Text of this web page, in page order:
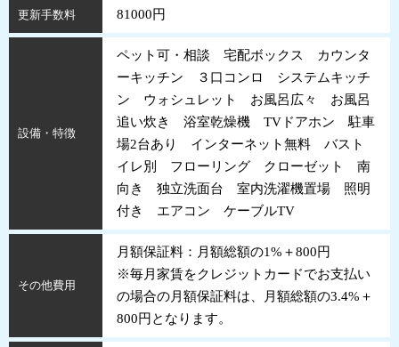
更新手数料 81000円
設備・特徴
ペット可・相談 宅配ボックス カウンタ
ーキッチン ３口コンロ システムキッチ
ン ウォシュレット お風呂広々 お風呂
追い炊き 浴室乾燥機 TVドアホン 駐車
場2台あり インターネット無料 バスト
イレ別 フローリング クローゼット 南
向き 独立洗面台 室内洗濯機置場 照明
付き エアコン ケーブルTV
その他費用
月額保証料：月額総額の1%＋800円
※毎月家賃をクレジットカードでお支払い
の場合の月額保証料は、月額総額の3.4%＋
800円となります。